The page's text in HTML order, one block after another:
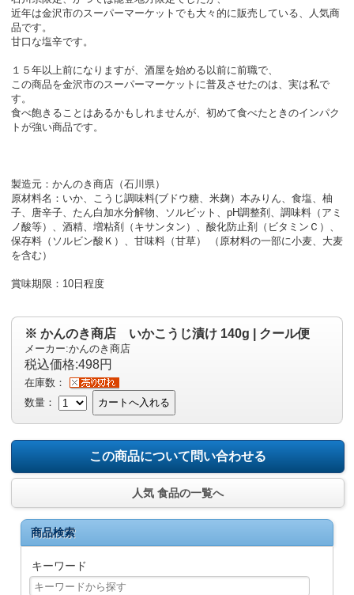
近年は金沢市のスーパーマーケットでも大々的に販売している、人気商
品です。
甘口な塩辛です。
１５年以上前になりますが、酒屋を始める以前に前職で、
この商品を金沢市のスーパーマーケットに普及させたのは、実は私で
す。
食べ飽きることはあるかもしれませんが、初めて食べたときのインパク
トが強い商品です。
製造元：かんのき商店（石川県）
原材料名：いか、こうじ調味料(ブドウ糖、米麹）本みりん、食塩、柚
子、唐辛子、たん白加水分解物、ソルビット、pH調整剤、調味料（アミ
ノ酸等）、酒精、増粘剤（キサンタン）、酸化防止剤（ビタミンＣ）、
保存料（ソルビン酸Ｋ）、甘味料（甘草） （原材料の一部に小麦、大麦
を含む）
賞味期限：10日程度
※ かんのき商店 いかこうじ漬け 140g | クール便
メーカー:かんのき商店
税込価格:498円
在庫数：
数量：
カートへ入れる
この商品について問い合わせる
人気 食品の一覧へ
商品検索
キーワード